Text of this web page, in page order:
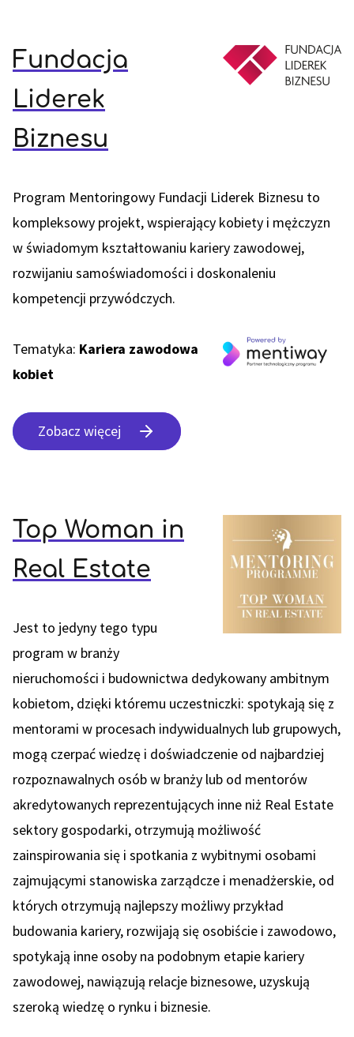
Fundacja
Liderek
Biznesu
Program Mentoringowy Fundacji Liderek Biznesu to
kompleksowy projekt, wspierający kobiety i mężczyzn
w świadomym kształtowaniu kariery zawodowej,
rozwijaniu samoświadomości i doskonaleniu
kompetencji przywódczych.
Tematyka: Kariera zawodowa
kobiet
Zobacz więcej
Top Woman in
Real Estate
Jest to jedyny tego typu
program w branży
nieruchomości i budownictwa dedykowany ambitnym
kobietom, dzięki któremu uczestniczki: spotykają się z
mentorami w procesach indywidualnych lub grupowych,
mogą czerpać wiedzę i doświadczenie od najbardziej
rozpoznawalnych osób w branży lub od mentorów
akredytowanych reprezentujących inne niż Real Estate
sektory gospodarki, otrzymują możliwość
zainspirowania się i spotkania z wybitnymi osobami
zajmującymi stanowiska zarządcze i menadżerskie, od
których otrzymują najlepszy możliwy przykład
budowania kariery, rozwijają się osobiście i zawodowo,
spotykają inne osoby na podobnym etapie kariery
zawodowej, nawiązują relacje biznesowe, uzyskują
szeroką wiedzę o rynku i biznesie.